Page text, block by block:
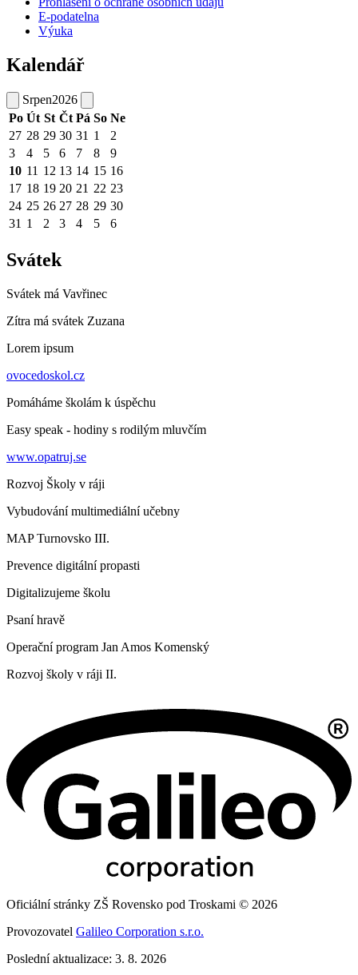
E-podatelna
Výuka
Kalendář
Srpen2026
Po Út St Čt Pá So Ne
27 28 29 30 31 1
2
3
4 5 6 7 8
9
10 11 12 13 14 15 16
17 18 19 20 21 22 23
24 25 26 27 28 29 30
31 1 2 3 4 5 6
Svátek
Svátek má Vavřinec
Zítra má svátek Zuzana
Lorem ipsum
ovocedoskol.cz
Pomáháme školám k úspěchu
Easy speak - hodiny s rodilým mluvčím
www.opatruj.se
Rozvoj Školy v ráji
Vybudování multimediální učebny
MAP Turnovsko III.
Prevence digitální propasti
Digitalizujeme školu
Psaní hravě
Operační program Jan Amos Komenský
Rozvoj školy v ráji II.
Oficiální stránky ZŠ Rovensko pod Troskami © 2026
Provozovatel Galileo Corporation s.r.o.
Poslední aktualizace: 3. 8. 2026